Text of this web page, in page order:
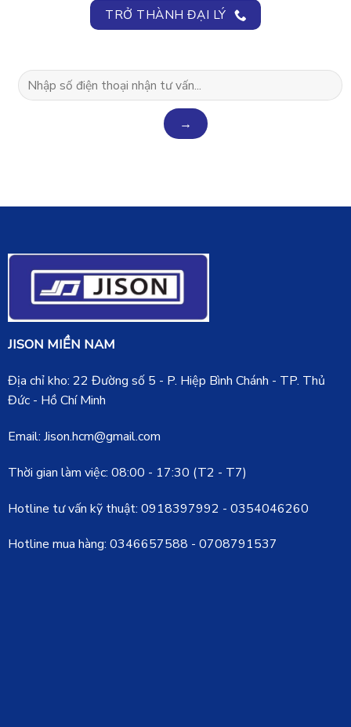
TRỞ THÀNH ĐẠI LÝ
JISON MIỀN NAM
Địa chỉ kho: 22 Đường số 5 - P. Hiệp Bình Chánh - TP. Thủ
Đức - Hồ Chí Minh
Email: Jison.hcm@gmail.com
Thời gian làm việc: 08:00 - 17:30 (T2 - T7)
Hotline tư vấn kỹ thuật: 0918397992 - 0354046260
Hotline mua hàng: 0346657588 - 0708791537